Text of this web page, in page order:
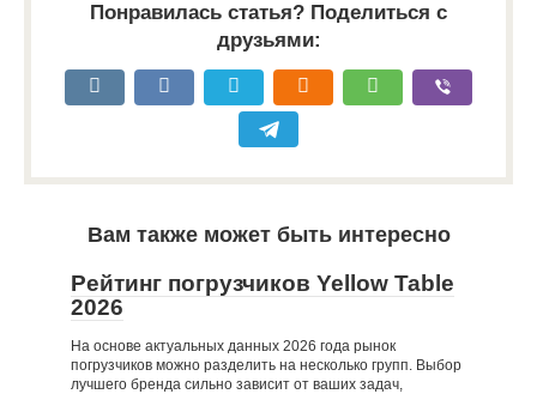
Понравилась статья? Поделиться с
друзьями:
Вам также может быть интересно
Рейтинг погрузчиков Yellow Table
2026
На основе актуальных данных 2026 года рынок
погрузчиков можно разделить на несколько групп. Выбор
лучшего бренда сильно зависит от ваших задач,